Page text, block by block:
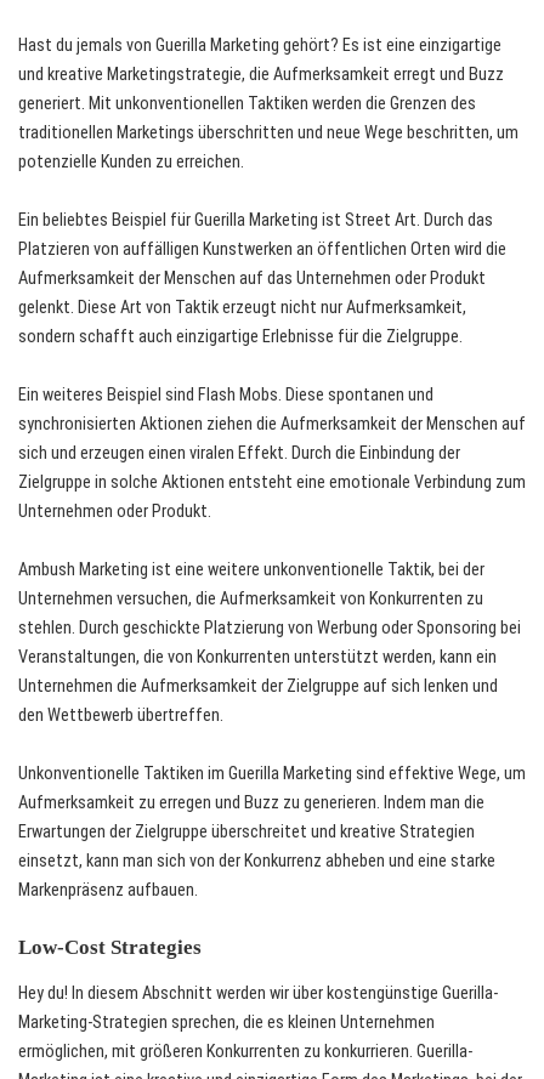
Hast du jemals von Guerilla Marketing gehört? Es ist eine einzigartige
und kreative Marketingstrategie, die Aufmerksamkeit erregt und Buzz
generiert. Mit unkonventionellen Taktiken werden die Grenzen des
traditionellen Marketings überschritten und neue Wege beschritten, um
potenzielle Kunden zu erreichen.
Ein beliebtes Beispiel für Guerilla Marketing ist Street Art. Durch das
Platzieren von auffälligen Kunstwerken an öffentlichen Orten wird die
Aufmerksamkeit der Menschen auf das Unternehmen oder Produkt
gelenkt. Diese Art von Taktik erzeugt nicht nur Aufmerksamkeit,
sondern schafft auch einzigartige Erlebnisse für die Zielgruppe.
Ein weiteres Beispiel sind Flash Mobs. Diese spontanen und
synchronisierten Aktionen ziehen die Aufmerksamkeit der Menschen auf
sich und erzeugen einen viralen Effekt. Durch die Einbindung der
Zielgruppe in solche Aktionen entsteht eine emotionale Verbindung zum
Unternehmen oder Produkt.
Ambush Marketing ist eine weitere unkonventionelle Taktik, bei der
Unternehmen versuchen, die Aufmerksamkeit von Konkurrenten zu
stehlen. Durch geschickte Platzierung von Werbung oder Sponsoring bei
Veranstaltungen, die von Konkurrenten unterstützt werden, kann ein
Unternehmen die Aufmerksamkeit der Zielgruppe auf sich lenken und
den Wettbewerb übertreffen.
Unkonventionelle Taktiken im Guerilla Marketing sind effektive Wege, um
Aufmerksamkeit zu erregen und Buzz zu generieren. Indem man die
Erwartungen der Zielgruppe überschreitet und kreative Strategien
einsetzt, kann man sich von der Konkurrenz abheben und eine starke
Markenpräsenz aufbauen.
Low-Cost Strategies
Hey du! In diesem Abschnitt werden wir über kostengünstige Guerilla-
Marketing-Strategien sprechen, die es kleinen Unternehmen
ermöglichen, mit größeren Konkurrenten zu konkurrieren. Guerilla-